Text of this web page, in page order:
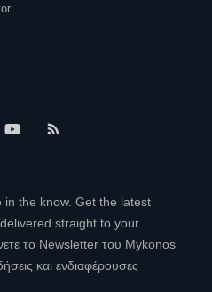
the know. Get the latest
straight to your
το Newsletter του Mykonos
και ενδιαφέρουσες